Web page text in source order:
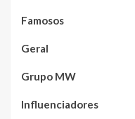
Famosos
Geral
Grupo MW
Influenciadores